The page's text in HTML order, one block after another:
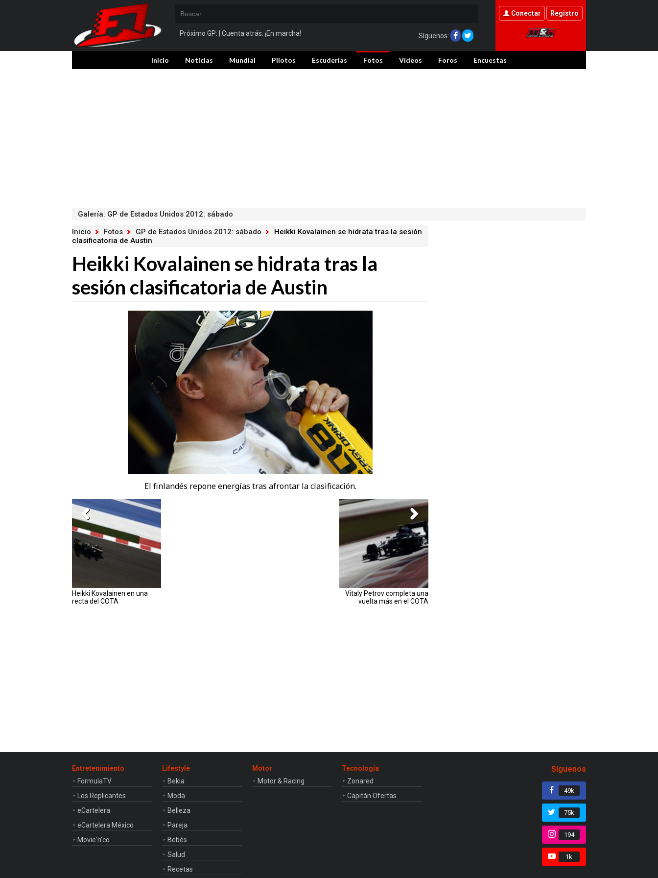
Próximo GP: | Cuenta atrás: ¡En marcha! Síguenos:
Conectar Registro
Inicio Noticias Mundial Pilotos Escuderías Fotos Vídeos Foros Encuestas
Galería: GP de Estados Unidos 2012: sábado
Inicio
Fotos GP de Estados Unidos 2012: sábado
Heikki Kovalainen se hidrata tras la sesión
clasificatoria de Austin
Heikki Kovalainen se hidrata tras la
sesión clasificatoria de Austin
El finlandés repone energías tras afrontar la clasificación.
Heikki Kovalainen en una
recta del COTA
Vitaly Petrov completa una
vuelta más en el COTA
Entretenimiento
FormulaTV
Los Replicantes
eCartelera
eCartelera México
Movie'n'co
Lifestyle
Bekia
Moda
Belleza
Pareja
Bebés
Salud
Recetas
Motor
Motor & Racing
Tecnología
Zonared
Capitán Ofertas
Síguenos
49k
75k
194
1k